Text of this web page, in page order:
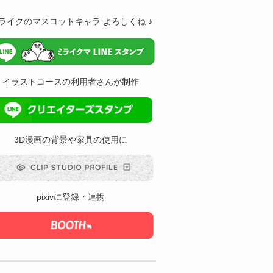
イクのマスコットキャラ よろしくね ♪
イラストコースの利用者さんが制作
3D漫画の背景や家具の使用に
pixivに登録・連携